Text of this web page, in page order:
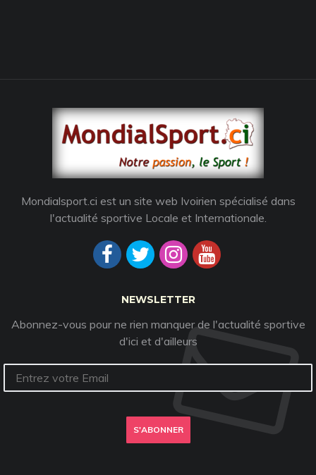
Mondialsport.ci est un site web Ivoirien spécialisé dans
l'actualité sportive Locale et Internationale.
NEWSLETTER
Abonnez-vous pour ne rien manquer de l'actualité sportive
d'ici et d'ailleurs
S'ABONNER